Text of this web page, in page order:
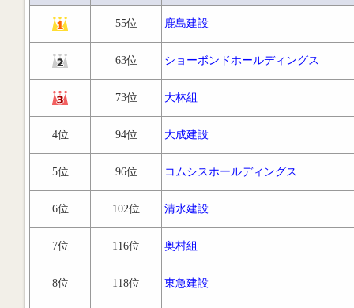
55位 鹿島建設
63位 ショーボンドホールディングス
73位 大林組
4位 94位 大成建設
5位 96位 コムシスホールディングス
6位 102位 清水建設
7位 116位 奥村組
8位 118位 東急建設